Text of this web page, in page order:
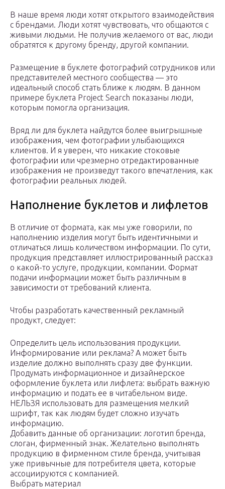
В наше время люди хотят открытого взаимодействия
с брендами. Люди хотят чувствовать, что общаются с
живыми людьми. Не получив желаемого от вас, люди
обратятся к другому бренду, другой компании.
Размещение в буклете фотографий сотрудников или
представителей местного сообщества — это
идеальный способ стать ближе к людям. В данном
примере буклета Project Search показаны люди,
которым помогла организация.
Вряд ли для буклета найдутся более выигрышные
изображения, чем фотографии улыбающихся
клиентов. И я уверен, что никакие стоковые
фотографии или чрезмерно отредактированные
изображения не произведут такого впечатления, как
фотографии реальных людей.
Наполнение буклетов и лифлетов
В отличие от формата, как мы уже говорили, по
наполнению изделия могут быть идентичными и
отличаться лишь количеством информации. По сути,
продукция представляет иллюстрированный рассказ
о какой-то услуге, продукции, компании. Формат
подачи информации может быть различным в
зависимости от требований клиента.
Чтобы разработать качественный рекламный
продукт, следует:
Определить цель использования продукции.
Информирование или реклама? А может быть
изделие должно выполнять сразу две функции.
Продумать информационное и дизайнерское
оформление буклета или лифлета: выбрать важную
информацию и подать ее в читабельном виде.
НЕЛЬЗЯ использовать для размещения мелкий
шрифт, так как людям будет сложно изучать
информацию.
Добавить данные об организации: логотип бренда,
слоган, фирменный знак. Желательно выполнять
продукцию в фирменном стиле бренда, учитывая
уже привычные для потребителя цвета, которые
ассоциируются с компанией.
Выбрать материал